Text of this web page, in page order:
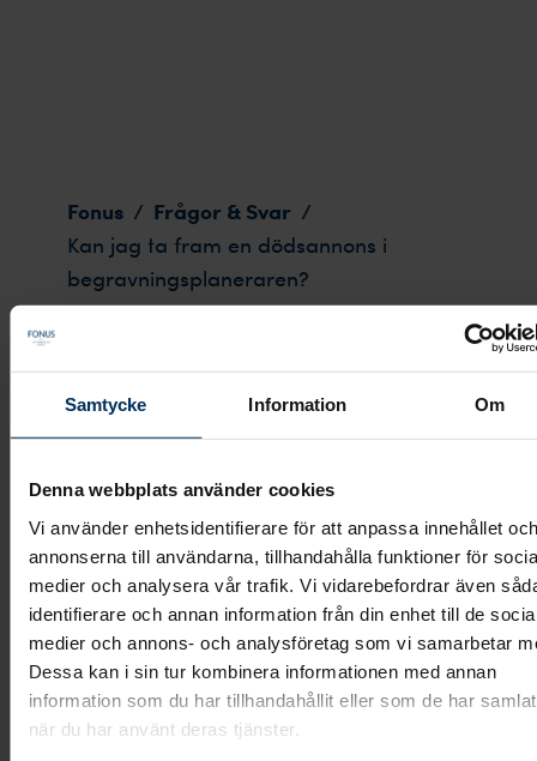
Samtycke Information Om
Denna webbplats använder cookies
Vi använder enhetsidentifierare för att anpassa innehållet och
annonserna till användarna, tillhandahålla funktioner för
medier och analysera vår trafik. Vi vidarebefordrar även
identifierare och annan information från din enhet till de
medier och annons- och analysföretag som vi samarbetar
Dessa kan i sin tur kombinera informationen med annan
information som du har tillhandahållit eller som de har
när du har använt deras tjänster.
Fonus / Frågor & Svar /
Kan jag ta fram en dödsannons i
begravningsplaneraren?
dödsannons i
begravningsplaneraren?
Det finns väldigt många val att ta ställning till
när endödsannonsska utformas. I